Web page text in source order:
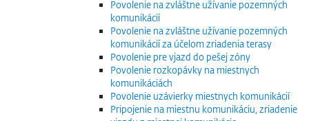
Povolenie na zvláštne užívanie pozemných
komunikácií
Povolenie na zvláštne užívanie pozemných
komunikácií za účelom zriadenia terasy
Povolenie pre vjazd do pešej zóny
Povolenie rozkopávky na miestnych
komunikáciách
Povolenie uzávierky miestnych komunikácií
Pripojenie na miestnu komunikáciu, zriadenie